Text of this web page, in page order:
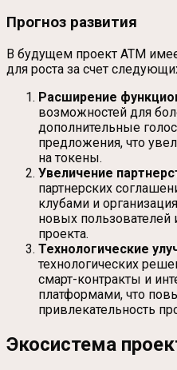
Прогноз развития
В будущем проект ATM
для роста за счет
Расширение
возможностей для
дополнительные
предложения, что
на токены.
Увеличение
партнерских
клубами и
новых пользователей
проекта.
Технологические
технологических
смарт-контракты и
платформами, что
привлекательность
Экосистема